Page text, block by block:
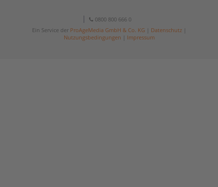
0800 800 666 0
Ein Service der ProAgeMedia GmbH & Co. KG Datenschutz|
Nutzungsbedingungen
Impressum